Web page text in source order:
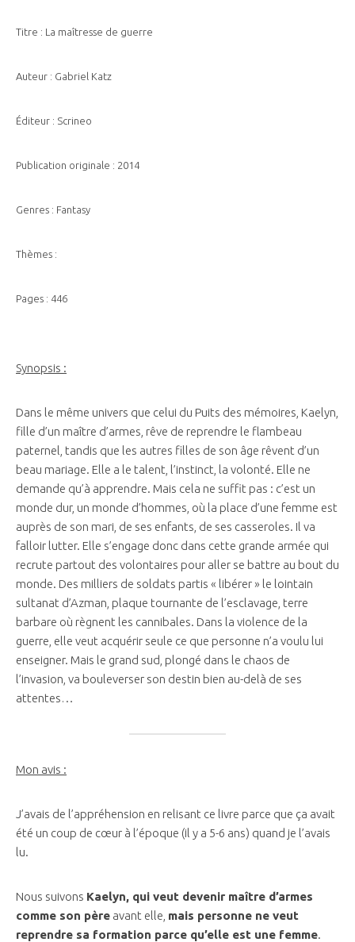
Titre : La maîtresse de guerre
Auteur : Gabriel Katz
Éditeur : Scrineo
Publication originale : 2014
Genres : Fantasy
Thèmes :
Pages : 446
Synopsis :
Dans le même univers que celui du Puits des mémoires, Kaelyn,
fille d’un maître d’armes, rêve de reprendre le flambeau
paternel, tandis que les autres filles de son âge rêvent d’un
beau mariage. Elle a le talent, l’instinct, la volonté. Elle ne
demande qu’à apprendre. Mais cela ne suffit pas : c’est un
monde dur, un monde d’hommes, où la place d’une femme est
auprès de son mari, de ses enfants, de ses casseroles. Il va
falloir lutter. Elle s’engage donc dans cette grande armée qui
recrute partout des volontaires pour aller se battre au bout du
monde. Des milliers de soldats partis « libérer » le lointain
sultanat d’Azman, plaque tournante de l’esclavage, terre
barbare où règnent les cannibales. Dans la violence de la
guerre, elle veut acquérir seule ce que personne n’a voulu lui
enseigner. Mais le grand sud, plongé dans le chaos de
l’invasion, va bouleverser son destin bien au-delà de ses
attentes…
Mon avis :
J’avais de l’appréhension en relisant ce livre parce que ça avait
été un coup de cœur à l’époque (il y a 5-6 ans) quand je l’avais
lu.
Nous suivons Kaelyn, qui veut devenir maître d’armes
comme son père avant elle, mais personne ne veut
reprendre sa formation parce qu’elle est une femme.